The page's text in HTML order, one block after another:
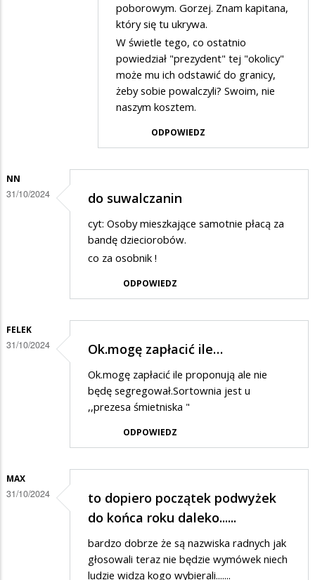
poborowym. Gorzej. Znam kapitana,
który się tu ukrywa.
W świetle tego, co ostatnio
powiedział "prezydent" tej "okolicy"
może mu ich odstawić do granicy,
żeby sobie powalczyli? Swoim, nie
naszym kosztem.
ODPOWIEDZ
NN
31/10/2024 do suwalczanin
cyt: Osoby mieszkające samotnie płacą za
bandę dzieciorobów.
co za osobnik !
ODPOWIEDZ
FELEK
31/10/2024 Ok.mogę zapłacić ile…
Ok.mogę zapłacić ile proponują ale nie
będę segregował.Sortownia jest u
,,prezesa śmietniska "
ODPOWIEDZ
MAX
31/10/2024
to dopiero początek podwyżek
do końca roku daleko......
bardzo dobrze że są nazwiska radnych jak
głosowali teraz nie będzie wymówek niech
ludzie widzą kogo wybierali.......